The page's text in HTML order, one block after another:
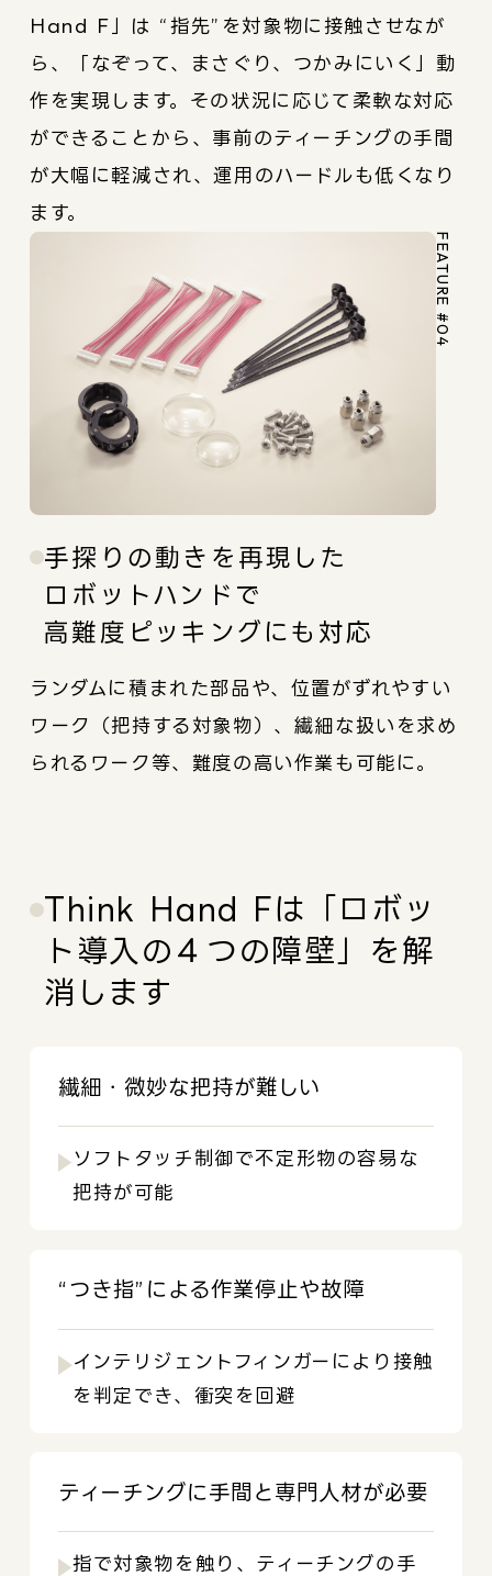
Hand F」は “指先”を対象物に接触させなが
ら、「なぞって、まさぐり、つかみにいく」動
作を実現します。その状況に応じて柔軟な対応
ができることから、事前のティーチングの手間
が大幅に軽減され、運用のハードルも低くなり
ます。
FEATURE #04
手探りの動きを再現した
ロボットハンドで
高難度ピッキングにも対応
ランダムに積まれた部品や、位置がずれやすい
ワーク（把持する対象物）、繊細な扱いを求め
られるワーク等、難度の高い作業も可能に。
Think Hand Fは「ロボッ
ト導入の４つの障壁」を解
消します
繊細・微妙な把持が難しい
ソフトタッチ制御で不定形物の容易な
把持が可能
“つき指”による作業停止や故障
インテリジェントフィンガーにより接触
を判定でき、衝突を回避
ティーチングに手間と専門人材が必要
指で対象物を触り、ティーチングの手